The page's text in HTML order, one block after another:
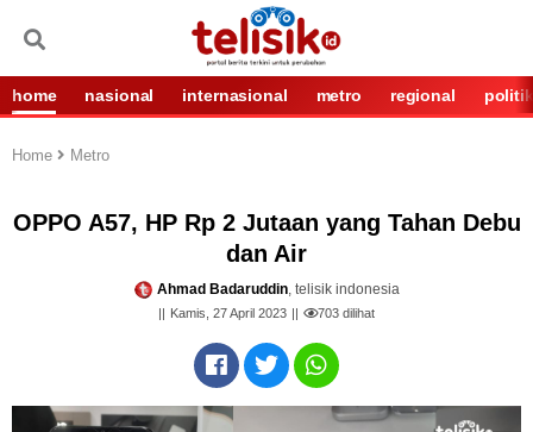
home nasional internasional metro regional politik
Home Metro
OPPO A57, HP Rp 2 Jutaan yang Tahan Debu
dan Air
Ahmad Badaruddin, telisik indonesia
Kamis, 27 April 2023 703 dilihat